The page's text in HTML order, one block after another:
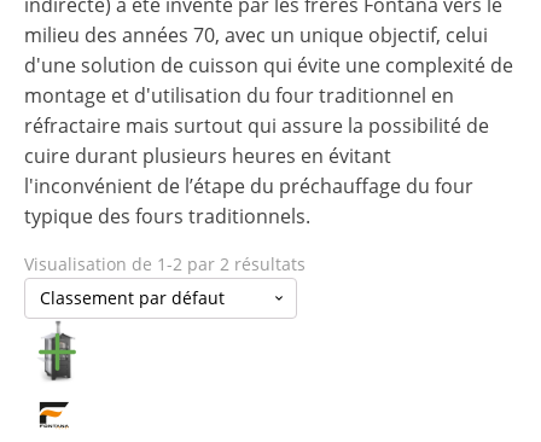
milieu des années 70, avec un unique objectif, celui
d'une solution de cuisson qui évite une complexité de
montage et d'utilisation du four traditionnel en
réfractaire mais surtout qui assure la possibilité de
cuire durant plusieurs heures en évitant
l'inconvénient de l’étape du préchauffage du four
typique des fours traditionnels.
Visualisation de 1-2 par 2 résultats